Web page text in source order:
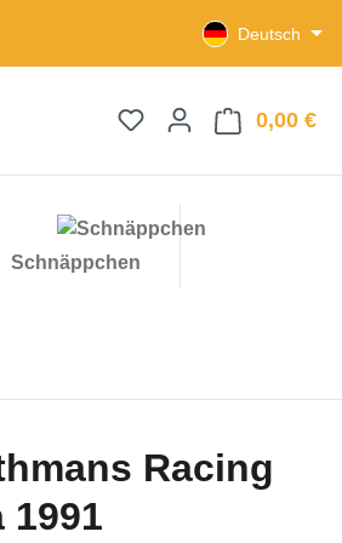
Deutsch
0,00 €
Schnäppchen
Racing
1991